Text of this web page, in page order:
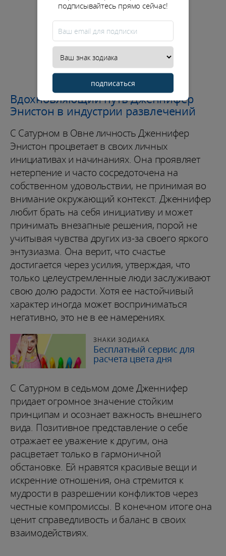
Вдохновляющий путь Дженнифер
Энистон в индустрии развлечений
С Сатурном в Овне личность Дженнифер
Энистон процветает в своих личных
инициативах и начинаниях. Она проявляет
нетерпение и часто сосредоточена на
собственном удовольствии, не принимая во
внимание окружающий контекст. Дженнифер
любит брать на себя инициативу и может
принимать внезапные решения, порой не
учитывая чувства других из-за своего яркого
энтузиазма. Она верит, что счастье
достигается через усилия, утверждая, что
только целеустремленные люди заслуживают
свою долю радости. Хотя ее настойчивый
характер иногда может восприниматься
негативно, это не в ее намерениях.
ЗНАКИ ЗОДИАКА
Бесплатный сервис для
расчета цвета дня
С Сатурном в седьмом доме Дженнифер
придает огромное значение стойким
принципам и осознает важность внешнего
вида. Позитивное представление о себе
отражает ее уважение к другим, она
расцветает только в гармоничной
обстановке. Ей нравятся красивые вещи и
искренние отношения, она стремится к
мудрости в разрешении конфликтов через
честные компромиссы. В конечном итоге она
ценит справедливость и баланс в своих
взаимодействиях.
подписывайтесь прямо сейчас!
подписаться